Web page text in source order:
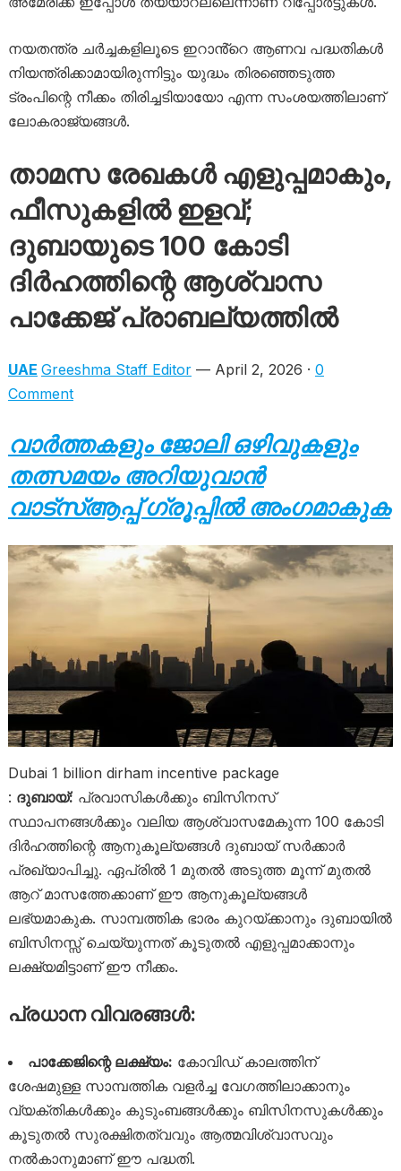
നയതന്ത്ര ചർച്ചകളിലൂടെ ഇറാൻ്റെ ആണവ പദ്ധതികൾ
നിയന്ത്രിക്കാമായിരുന്നിട്ടും യുദ്ധം തിരഞ്ഞെടുത്ത
ട്രംപിന്റെ നീക്കം തിരിച്ചടിയായോ എന്ന സംശയത്തിലാണ്
ലോകരാജ്യങ്ങൾ.
താമസ രേഖകൾ എളുപ്പമാകും,
ഫീസുകളിൽ ഇളവ്;
ദുബായുടെ 100 കോടി
ദിർഹത്തിന്റെ ആശ്വാസ
പാക്കേജ് പ്രാബല്യത്തിൽ
UAE Greeshma Staff Editor— April 2, 2026 · 0
Comment
വാർത്തകളും ജോലി ഒഴിവുകളും
തത്സമയം അറിയുവാൻ
വാട്സ്ആപ്പ് ഗ്രൂപ്പിൽ അംഗമാകുക
Dubai 1 billion dirham incentive package
: ദുബായ്: പ്രവാസികൾക്കും ബിസിനസ്
സ്ഥാപനങ്ങൾക്കും വലിയ ആശ്വാസമേകുന്ന 100 കോടി
ദിർഹത്തിന്റെ ആനുകൂല്യങ്ങൾ ദുബായ് സർക്കാർ
പ്രഖ്യാപിച്ചു. ഏപ്രിൽ 1 മുതൽ അടുത്ത മൂന്ന് മുതൽ
ആറ് മാസത്തേക്കാണ് ഈ ആനുകൂല്യങ്ങൾ
ലഭ്യമാകുക. സാമ്പത്തിക ഭാരം കുറയ്ക്കാനും ദുബായിൽ
ബിസിനസ്സ് ചെയ്യുന്നത് കൂടുതൽ എളുപ്പമാക്കാനും
ലക്ഷ്യമിട്ടാണ് ഈ നീക്കം.
പ്രധാന വിവരങ്ങൾ:
പാക്കേജിന്റെ ലക്ഷ്യം: കോവിഡ് കാലത്തിന്
ശേഷമുള്ള സാമ്പത്തിക വളർച്ച വേഗത്തിലാക്കാനും
വ്യക്തികൾക്കും കുടുംബങ്ങൾക്കും ബിസിനസുകൾക്കും
കൂടുതൽ സുരക്ഷിതത്വവും ആത്മവിശ്വാസവും
നൽകാനുമാണ് ഈ പദ്ധതി.